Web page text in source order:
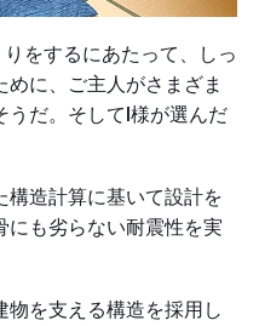
をするにあたって、しっ
に、ご主人がさまざま
うだ。そしてI様が選んだ
構造計算に基いて設計を
にも劣らない耐震性を実
を支える構造を採用し